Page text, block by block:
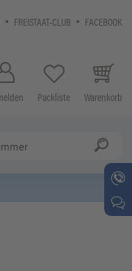
FREISTAAT-CLUB FACEBOOK
Packliste Warenkorb